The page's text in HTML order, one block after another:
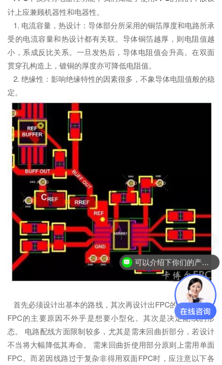
计上应兼顾机器性和电器性。
1. 电流容量，热设计：导体部分所采用的铜箔厚度和电路所承
受的电流容量和热设计都有关联。导体铜箔越厚，则电阻值越
小，系成反比关系。一旦发热后，导体电阻值会升高。在双面
贯穿孔构造上，镀铜的厚度亦可降低电阻值。
2. 绝缘性：影响绝缘特性的因素很多，不象导体电阻值般的稳
定。
首先必须设计出基本的路线，其次再设计出FPC的形状。采用
FPC的主要原因不外乎是想要小型化。其次是决定配线的形
态。 电路配线方面限制较多，尤其是需来回曲折部分，若设计
不当将大幅降低其寿命。 需来回曲折使用部分原则上需用单面
FPC。而若因线路过于复杂非得用双面FPC时，应注意以下各
可以介绍下你们的产品么？
现在有优惠活动么？